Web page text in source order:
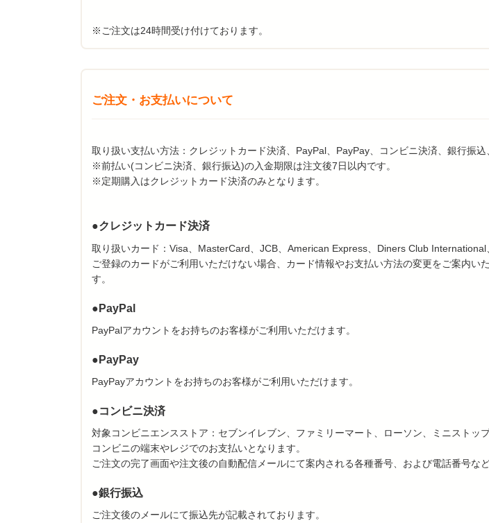
※ご注文は24時間受け付けております。
ご注文・お支払いについて
取り扱い支払い方法：クレジットカード決済、PayPal、PayPay、コンビニ決済、銀行振
※前払い(コンビニ決済、銀行振込)の入金期限は注文後7日以内です。
※定期購入はクレジットカード決済のみとなります。
●クレジットカード決済
取り扱いカード：Visa、MasterCard、JCB、American Express、Diners Club International
ご登録のカードがご利用いただけない場合、カード情報やお支払い方法の変更をご案内
す。
●PayPal
PayPalアカウントをお持ちのお客様がご利用いただけます。
●PayPay
PayPayアカウントをお持ちのお客様がご利用いただけます。
●コンビニ決済
対象コンビニエンスストア：セブンイレブン、ファミリーマート、ローソン、ミニストッ
コンビニの端末やレジでのお支払いとなります。
ご注文の完了画面や注文後の自動配信メールにて案内される各種番号、および電話番号な
●銀行振込
ご注文後のメールにて振込先が記載されております。